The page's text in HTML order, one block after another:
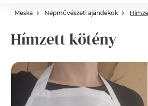
Meska Népművészeti ajándékok
Hímzett kötény